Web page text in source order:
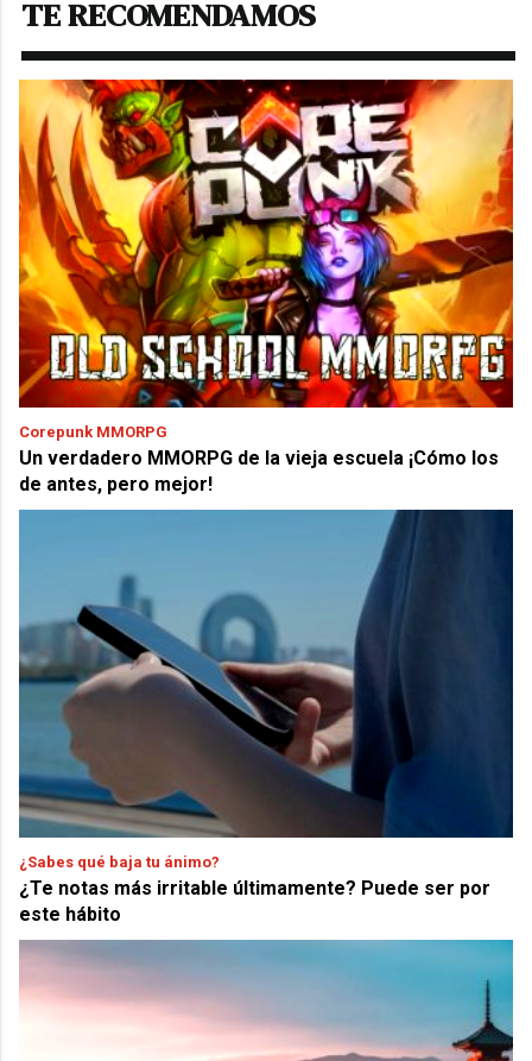
TE RECOMENDAMOS
Corepunk MMORPG
Un verdadero MMORPG de la vieja escuela ¡Cómo los
de antes, pero mejor!
¿Sabes qué baja tu ánimo?
¿Te notas más irritable últimamente? Puede ser por
este hábito